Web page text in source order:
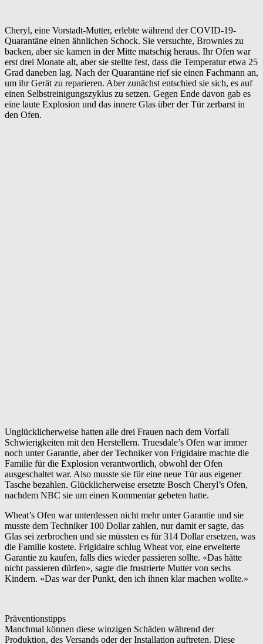
Cheryl, eine Vorstadt-Mutter, erlebte während der COVID-19-
Quarantäne einen ähnlichen Schock. Sie versuchte, Brownies zu
backen, aber sie kamen in der Mitte matschig heraus. Ihr Ofen war
erst drei Monate alt, aber sie stellte fest, dass die Temperatur etwa 25
Grad daneben lag. Nach der Quarantäne rief sie einen Fachmann an,
um ihr Gerät zu reparieren. Aber zunächst entschied sie sich, es auf
einen Selbstreinigungszyklus zu setzen. Gegen Ende davon gab es
eine laute Explosion und das innere Glas über der Tür zerbarst in
den Ofen.
Unglücklicherweise hatten alle drei Frauen nach dem Vorfall
Schwierigkeiten mit den Herstellern. Truesdale’s Ofen war immer
noch unter Garantie, aber der Techniker von Frigidaire machte die
Familie für die Explosion verantwortlich, obwohl der Ofen
ausgeschaltet war. Also musste sie für eine neue Tür aus eigener
Tasche bezahlen. Glücklicherweise ersetzte Bosch Cheryl’s Ofen,
nachdem NBC sie um einen Kommentar gebeten hatte.
Wheat’s Ofen war unterdessen nicht mehr unter Garantie und sie
musste dem Techniker 100 Dollar zahlen, nur damit er sagte, das
Glas sei zerbrochen und sie müssten es für 314 Dollar ersetzen, was
die Familie kostete. Frigidaire schlug Wheat vor, eine erweiterte
Garantie zu kaufen, falls dies wieder passieren sollte. «Das hätte
nicht passieren dürfen», sagte die frustrierte Mutter von sechs
Kindern. «Das war der Punkt, den ich ihnen klar machen wollte.»
Präventionstipps
Manchmal können diese winzigen Schäden während der
Produktion, des Versands oder der Installation auftreten. Diese